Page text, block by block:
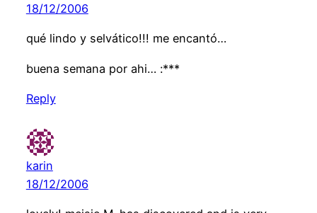
18/12/2006
qué lindo y selvático!!! me encantó…
buena semana por ahi… :***
Reply
karin
18/12/2006